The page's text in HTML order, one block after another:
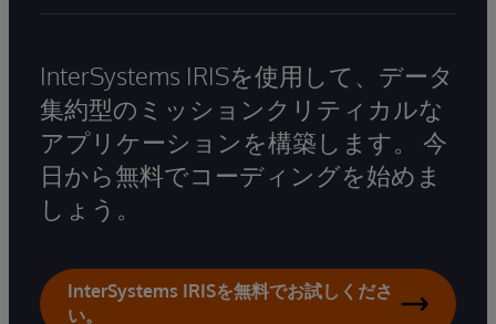
InterSystems IRISを使用して、データ
集約型のミッションクリティカルな
アプリケーションを構築します。 今
日から無料でコーディングを始めま
しょう。
InterSystems IRISを無料でお試しくださ
い。